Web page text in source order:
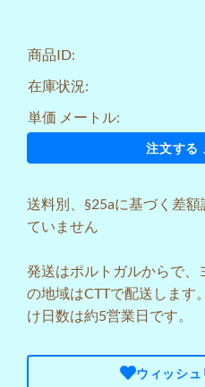
商品ID:
在庫状況:
単価 メートル:
注文する
送料別、§25aに基づく差
ていません
発送はポルトガルからで
の地域はCTTで配送します
け日数は約5営業日です。
ウィッシュ